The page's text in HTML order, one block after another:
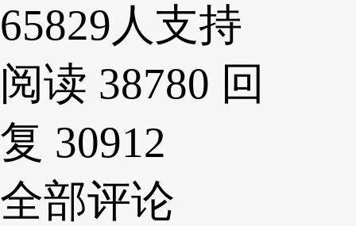
65829人支持
阅读 38780 回
复 30912
全部评论